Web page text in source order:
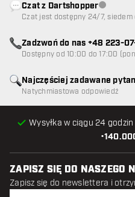
•
Wysyłka w ciągu 24 godzin
Najczęściej zadawane
Natychmiastowa odpowiedź
Czat z DartshopperObsługa
Czat jest dostępny 24/7, siedem
Zadzwoń do nas +48 223-
Dostępny od 10:00 do 17:00
ZAPISZ SIĘ DO NASZEGO
Zapisz się do newslettera i